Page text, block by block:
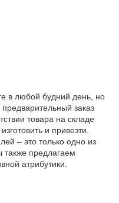
в любой будний день, но
заказ
товара на складе
и привезти.
– это только одно из
предлагаем
атрибутики.